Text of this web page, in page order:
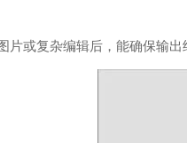
片或复杂编辑后，能确保输